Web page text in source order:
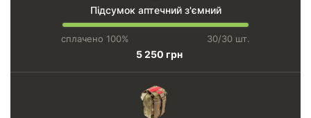
Підсумок аптечний з'ємний
сплачено 100% 30/30 шт.
5 250 грн